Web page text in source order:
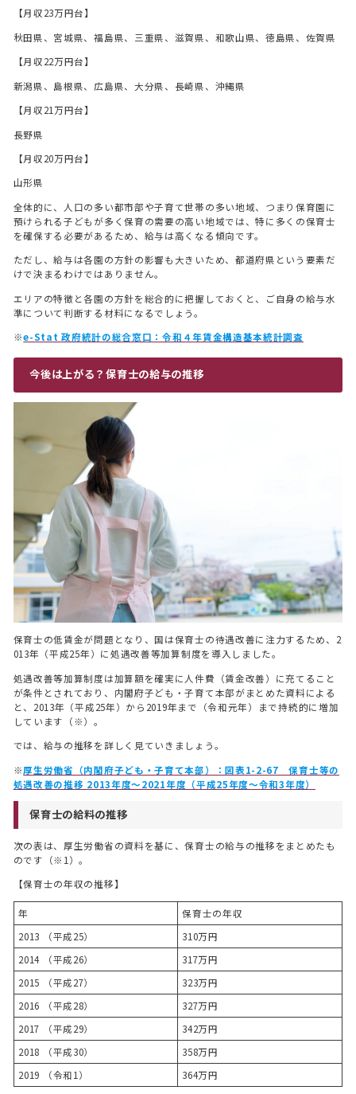
【月収23万円台】
秋田県、宮城県、福島県、三重県、滋賀県、和歌山県、徳島県、佐賀県
【月収22万円台】
新潟県、島根県、広島県、大分県、長崎県、沖縄県
【月収21万円台】
長野県
【月収20万円台】
山形県
全体的に、人口の多い都市部や子育て世帯の多い地域、つまり保育園に
預けられる子どもが多く保育の需要の高い地域では、特に多くの保育士
を確保する必要があるため、給与は高くなる傾向です。
ただし、給与は各園の方針の影響も大きいため、都道府県という要素だ
けで決まるわけではありません。
エリアの特徴と各園の方針を総合的に把握しておくと、ご自身の給与水
準について判断する材料になるでしょう。
※e-Stat 政府統計の総合窓口：令和４年賃金構造基本統計調査
今後は上がる？保育士の給与の推移
保育士の低賃金が問題となり、国は保育士の待遇改善に注力するため、2
013年（平成25年）に処遇改善等加算制度を導入しました。
処遇改善等加算制度は加算額を確実に人件費（賃金改善）に充てること
が条件とされており、内閣府子ども・子育て本部がまとめた資料による
と、2013年（平成25年）から2019年まで（令和元年）まで持続的に増加
しています（※）。
では、給与の推移を詳しく見ていきましょう。
※厚生労働省（内閣府子ども・子育て本部）：図表1-2-67 保育士等の
処遇改善の推移 2013年度～2021年度（平成25年度～令和3年度）
保育士の給料の推移
次の表は、厚生労働省の資料を基に、保育士の給与の推移をまとめたも
のです（※1）。
【保育士の年収の推移】
年
保育士の年収
2013 （平成25）
310万円
2014 （平成26）
317万円
2015 （平成27）
323万円
2016 （平成28）
327万円
2017 （平成29）
342万円
2018 （平成30）
358万円
2019 （令和1）
364万円